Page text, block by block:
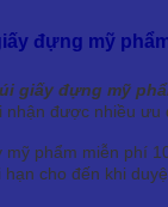
đựng mỹ
giấy đựng mỹ
được nhiều ưu
phẩm miễn phí
cho đến khi